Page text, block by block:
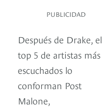
PUBLICIDAD
Después de Drake, el
top 5 de artistas más
escuchados lo
conforman Post
Malone,